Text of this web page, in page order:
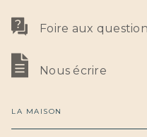
Foire aux
Nous écrire
LA MAISON